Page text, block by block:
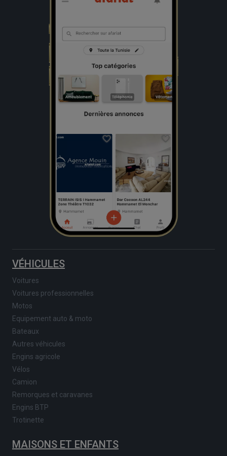
VÉHICULES
Voitures
Voitures professionnelles
Motos
Equipement auto & moto
Bateaux
Autres véhicules
Engins agricole
Vélos
Camion
Remorques et caravanes
Engins BTP
Trotinette
MAISONS ET ENFANTS